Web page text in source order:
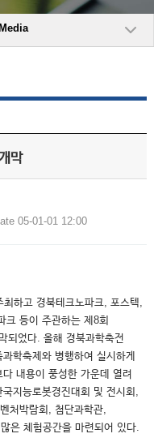
Media
막
05-01-01 12:00
하고 경북테크노파크, 포스텍,
크 등이 주관하는 제8회
되었다. 올해 경북과학축전
학축제와 병행하여 실시하게
내용이 풍성한 가운데 열려
지능로봇경진대회 및 전시회,
처박람회, 첨단과학관,
은 체험공간을 마련되어 있다.